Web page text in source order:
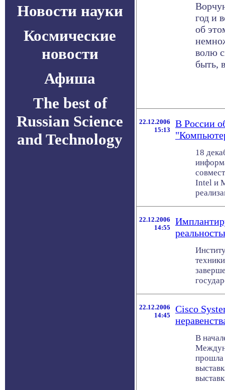
Новости науки
Космические
новости
Афиша
The best of
Russian Science
and Technology
год и
об
волю
быть,
22.12.2006
15:13
В России
18
Intel и
22.12.2006
14:55
22.12.2006
14:45
Cisco
В
прошла